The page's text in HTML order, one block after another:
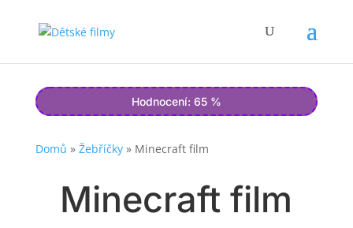
Hodnocení: 65 %
Domů » Žebříčky» Minecraft film
Minecraft film